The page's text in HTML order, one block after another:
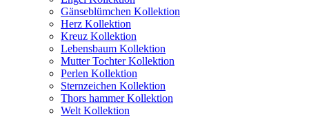
Gänseblümchen Kollektion
Herz Kollektion
Kreuz Kollektion
Lebensbaum Kollektion
Mutter Tochter Kollektion
Perlen Kollektion
Sternzeichen Kollektion
Thors hammer Kollektion
Welt Kollektion